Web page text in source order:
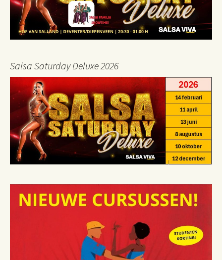
Salsa Saturday Deluxe 2026